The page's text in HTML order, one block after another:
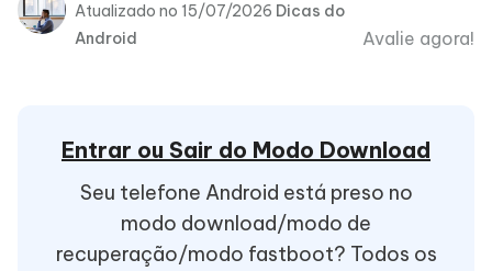
PDNob
PDF
Atualizado no 15/07/2026 Dicas do
Android
Avalie agora!
Entrar ou Sair do Modo Download
Seu telefone Android está preso no
modo download/modo de
recuperação/modo fastboot? Todos os